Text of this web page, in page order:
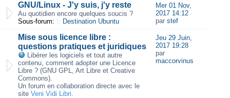
GNU/Linux - J'y suis, j'y reste
Au quotidien encore quelques soucis ?
Sous-forum:
Destination Ubuntu
Mer 01 Nov,
2017 14:12
par stef
Mise sous licence libre :
questions pratiques et juridiques
Libérer les logiciels et tout autre
contenu, comment adopter une Licence
Libre ? (GNU GPL, Art Libre et Creative
Commons).
Un forum en collaboration directe avec le
site Veni Vidi Libri.
Jeu 29 Juin,
2017 19:28
par
maccorvinus